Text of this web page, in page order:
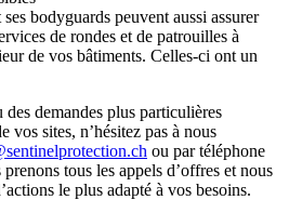
bodyguards peuvent aussi assurer
de rondes et de patrouilles à
de vos bâtiments. Celles-ci ont un
des demandes plus particulières
vos sites, n’hésitez pas à nous
ou par téléphone
tous les appels d’offres et nous
le plus adapté à vos besoins.